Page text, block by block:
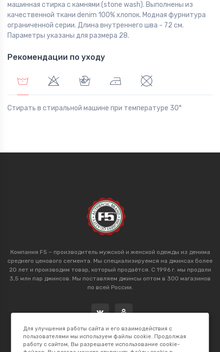
машинная стирка с камнями (stone wash). Выполнены из
качественной ткани denim 100% хлопок. Модная фурнитура
ограниченной серии. Длина внутреннего шва - 72 см.
Параметры указаны для размера 28.
Рекомендации по уходу
Стирать в стиральной машине при температуре 30°
Компания F5 – производитель мужской и женской одежды из денима
среднего ценового сегмента. Мы специализируемся на джинсах более
20 лет и производим товар, который продаётся. С 1996 г. мы продали
3,5 млн пар джинсов. Мы поставляем джинсы оптом в 300 магазинов
по всей России.
Для улучшения работы сайта и его взаимодействия с
пользователями мы используем файлы cookie. Продолжая
работу с сайтом, Вы разрешаете использование cookie-